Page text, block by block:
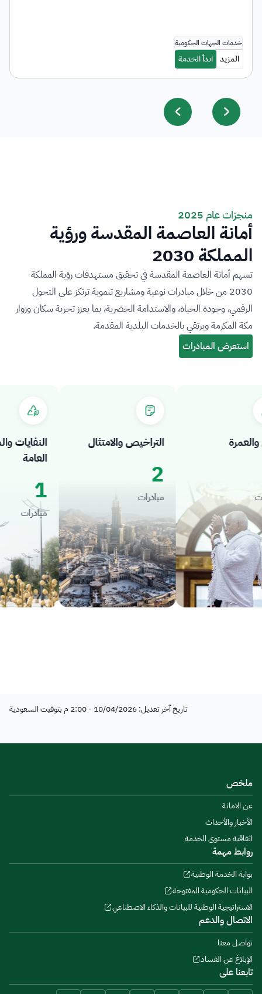
منجزات عام 2025
أمانة العاصمة المقدسة ورؤية
المملكة 2030
تسهم أمانة العاصمة المقدسة في تحقيق مستهدفات رؤية المملكة
2030 من خلال مبادرات نوعية ومشاريع تنموية ترتكز على التحول
الرقمي، وجودة الحياة، والاستدامة الحضرية، بما يعزز تجربة سكان وزوار
مكة المكرمة ويرتقي بالخدمات البلدية المقدمة.
النفايات
العامة
1
مبادرات
التراخيص والامتثال
2
مبادرات
تاريخ آخر تعديل: 10/04/2026 - 2:00 م بتوقيت السعودية
ملخص
عن الامانة
الأخبار والأحداث
اتفاقية مستوى الخدمة
روابط مهمة
بوابة الخدمة الوطنية
البيانات الحكومية المفتوحة
الاستراتيجية الوطنية للبيانات والذكاء الاصطناعي
الاتصال والدعم
تواصل معنا
الإبلاغ عن الفساد
تابعنا على